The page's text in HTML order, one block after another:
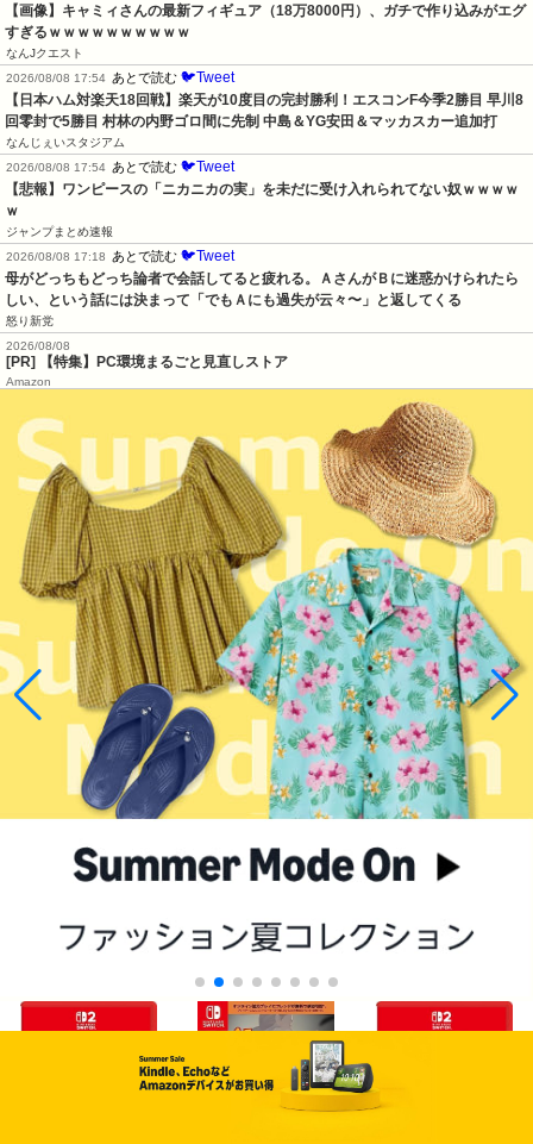
【画像】キャミィさんの最新フィギュア（18万8000円）、ガチで作り込みがエグ
すぎるｗｗｗｗｗｗｗｗｗｗ
なんJクエスト
2026/08/08 17:54 あとで読む 🐦Tweet
【日本ハム対楽天18回戦】楽天が10度目の完封勝利！エスコンF今季2勝目 早川8
回零封で5勝目 村林の内野ゴロ間に先制 中島＆YG安田＆マッカスカー追加打
なんじぇいスタジアム
2026/08/08 17:54 あとで読む 🐦Tweet
【悲報】ワンピースの「ニカニカの実」を未だに受け入れられてない奴ｗｗｗｗ
ｗ
ジャンプまとめ速報
2026/08/08 17:18
あとで読む 🐦Tweet
母がどっちもどっち論者で会話してると疲れる。ＡさんがＢに迷惑かけられたら
しい、という話には決まって「でもＡにも過失が云々〜」と返してくる
怒り新党
2026/08/08
[PR] 【特集】PC環境まるごと見直しストア
Amazon